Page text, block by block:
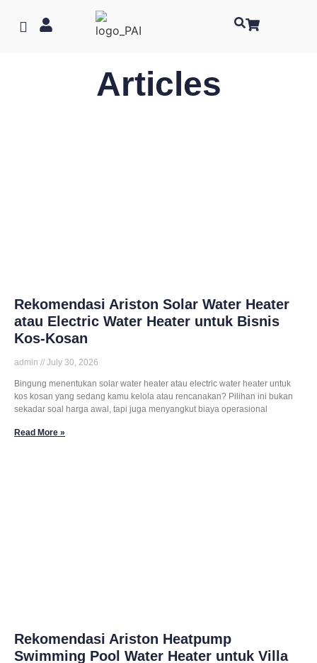
Articles
Rekomendasi Ariston Solar Water Heater
atau Electric Water Heater untuk Bisnis
Kos-Kosan
admin July 30, 2026
Bingung menentukan solar water heater atau electric water heater untuk
kos kosan yang sedang kamu kelola atau rencanakan? Pilihan ini bukan
sekadar soal harga awal, tapi juga menyangkut biaya operasional
Read More »
Rekomendasi Ariston Heatpump
Swimming Pool Water Heater untuk Villa